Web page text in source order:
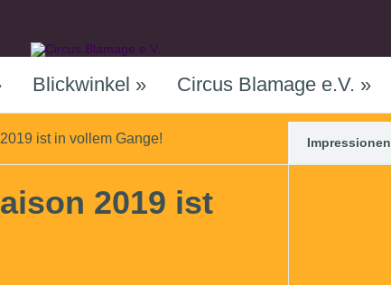
Blickwinkel » Circus Blamage e.V. »
ist in vollem Gange!
2019 ist
Impressionen